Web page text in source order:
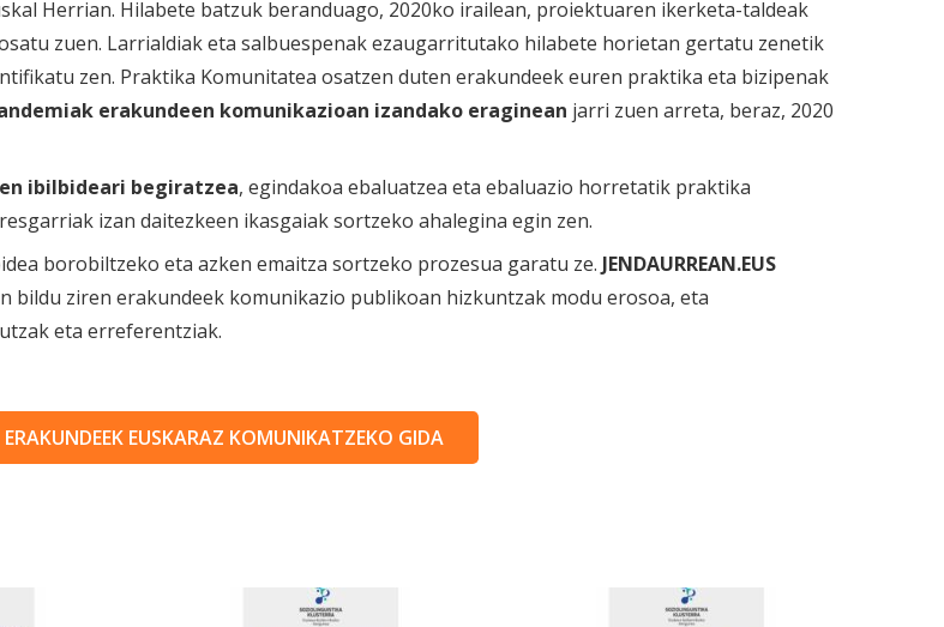
Herrian. Hilabete batzuk beranduago, 2020ko irailean, proiektuaren ikerketa-taldeak
zuen. Larrialdiak eta salbuespenak ezaugarritutako hilabete horietan gertatu zenetik
zen. Praktika Komunitatea osatzen duten erakundeek euren praktika eta bizipenak
erakundeen komunikazioan izandako eraginean jarri zuen arreta, beraz, 2020
ibilbideari begiratzea, egindakoa ebaluatzea eta ebaluazio horretatik praktika
izan daitezkeen ikasgaiak sortzeko ahalegina egin zen.
borobiltzeko eta azken emaitza sortzeko prozesua garatu ze. JENDAURREAN.EUS
bildu ziren erakundeek komunikazio publikoan hizkuntzak modu erosoa, eta
eta erreferentziak.
ERAKUNDEEK EUSKARAZ KOMUNIKATZEKO GIDA